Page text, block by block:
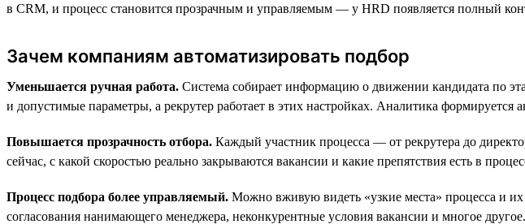
в CRM, и процесс становится прозрачным и управляемым — у HRD появляется полный
Зачем компаниям автоматизировать подбор
Уменьшается ручная работа. Система собирает информацию о движении кандидата по
и допустимые параметры, а рекрутер работает в этих настройках. Аналитика формируется
Повышается прозрачность отбора. Каждый участник процесса — от рекрутера до
сейчас, с какой скоростью реально закрываются вакансии и какие препятствия есть в
Процесс подбора более управляемый. Можно вживую видеть «узкие места» процесса и
согласования нанимающего менеджера, неконкурентные условия вакансии и многое другое.